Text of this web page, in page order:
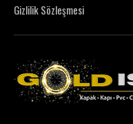
Gizlilik Sözleşmesi